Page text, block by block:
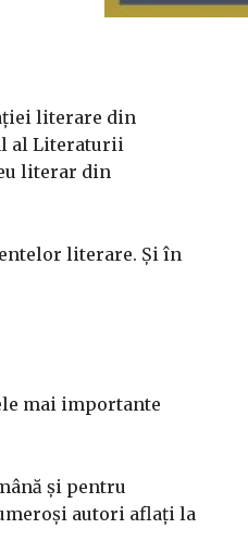
literare din
al Literaturii
literar din
literare. Și în
mai importante
și pentru
autori aflați la